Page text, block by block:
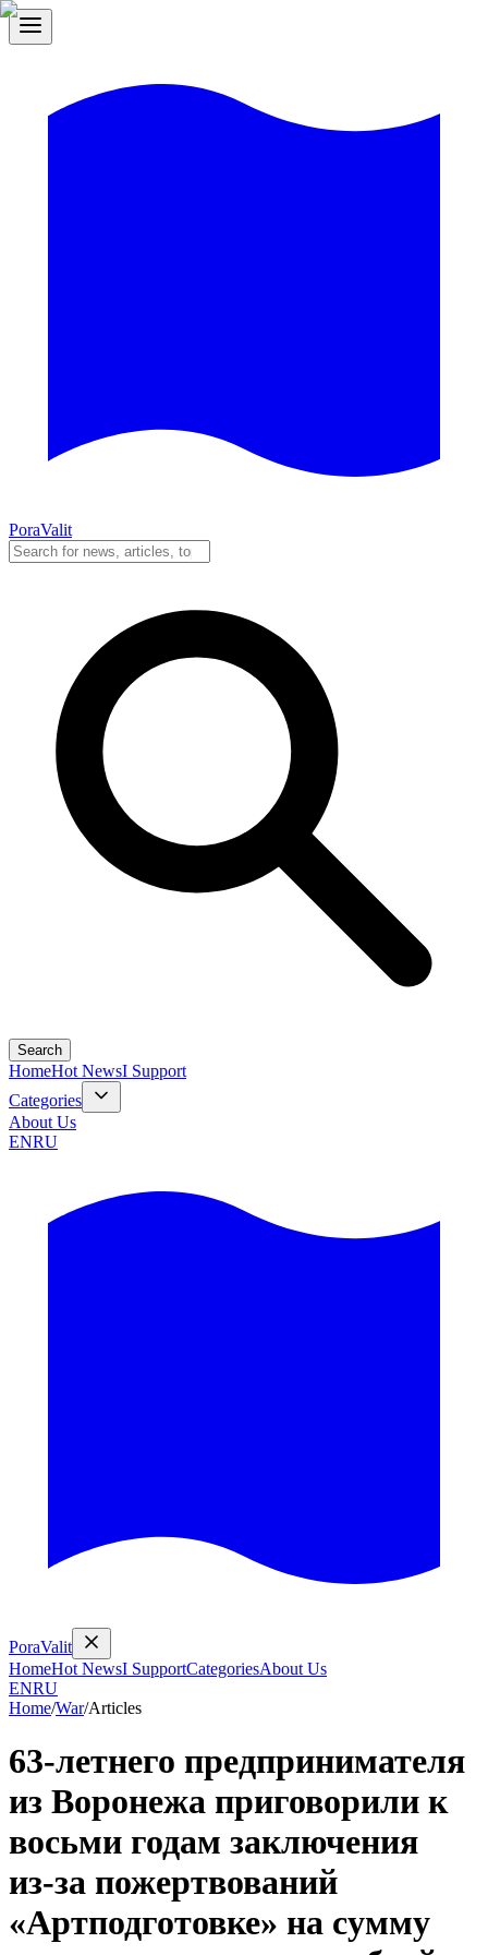
PoraValit
Search
HomeHot NewsI Support
Categories
About Us
ENRU
PoraValit
HomeHot NewsI SupportCategoriesAbout Us
ENRU
Home/War/Articles
63‑летнего предпринимателя
из Воронежа приговорили к
восьми годам заключения
из‑за пожертвований
«Артподготовке» на сумму